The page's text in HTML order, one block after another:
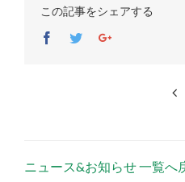
この記事をシェアする
Facebook
TwitterGoogle+
ニュース&お知らせ 一覧へ